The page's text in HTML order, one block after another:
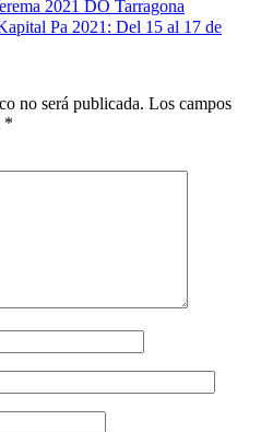
2021 DO Tarragona
Pa 2021: Del 15 al 17 de
no será publicada. Los campos
*